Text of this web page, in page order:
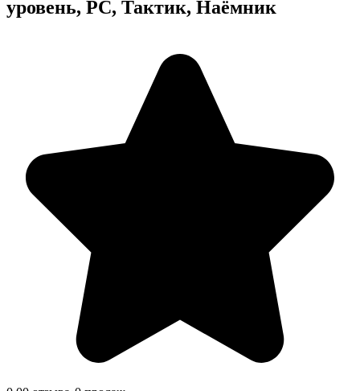
уровень, PC, Тактик, Наёмник